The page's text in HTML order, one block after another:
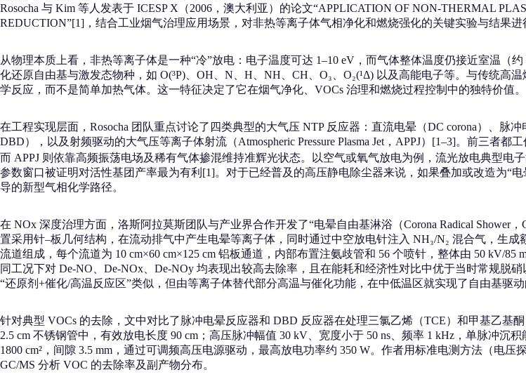
Rosocha 与 Kim 等人发表于 ICESP X（2006，澳大利亚）的论文“APPLICATION OF NON-THERMAL
REDUCTION”[1]，结合工业烟气治理应用场景，对非热等离子体气相净化和燃烧强化的关键实验与结果
从物理本质上看，非热等离子体是一种“冷”放电：电子温度可达 1–10 eV，而气体整体温度仍接近室温（
化还原自由基与激发态物种，如 O(³P)、OH、N、H、NH、CH、O₃、O₂(¹Δ) 以及高能电子等。与传统
学反应，而不是简单加热气体。这一特征决定了它在烟气净化、VOCs 治理和燃烧过程控制中的独特价值。
在工程实现层面，Rosocha 团队重点讨论了四类典型的大气压 NTP 反应器：直流电晕（DC corona）、脉冲
DBD），以及射频驱动的大气压等离子体射流（Atmospheric Pressure Plasma Jet，APPJ）[1–3]。前三者
而 APPJ 则依靠高频振荡电场及稀有气体掺混维持准辉光状态。以空气或氧气放电为例，流光放电典型电子
参数窗口被证明对活性基团产率最为有利[1]。对于已经普及的高压静电除尘器来说，如果叠加或改造为“
导的新型气相化学路径。
在 NOx 深度治理方面，洛斯阿拉莫斯团队与产业界合作开发了“电晕自由基淋浴（Corona Radical Shower
置采用针–板几何结构，在流动排气中产生电晕等离子体，同时通过中空放电针注入 NH₃/N₂ 混合气，生
流道组成，每个流道为 10 cm×60 cm×125 cm 铝板通道，内部布置注氨歧管和 56 个喷针，整体由 50 kV/
同工况下对 De‑NO、De‑NOx、De‑NOy 均表现出较高去除率，且在能耗和经济性对比中优于当时常规
“还原剂+催化/高温反应区”类似，但由等离子体替代部分高温与催化功能，在中低温区就实现了自由基驱
针对典型 VOCs 的去除，文中对比了脉冲电晕反应器和 DBD 反应器在处理三氯乙烯（TCE）和甲基乙基
2.5 cm 不锈钢管中，有效放电长度 90 cm；高压脉冲幅值 30 kV、宽度小于 50 ns、频率 1 kHz，单脉冲沉
1800 cm²，间隙 3.5 mm，通过可调频高压电源驱动，最高放电功率约 350 W。作者用标准电测方法（电
GC/MS 分析 VOC 的去除率及副产物分布。